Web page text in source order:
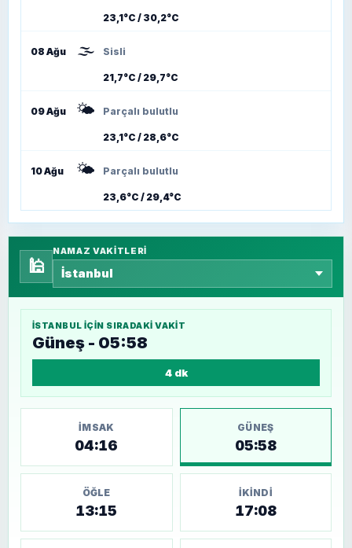
23,1°C / 30,2°C
08 Ağu 🌫️ Sisli
21,7°C / 29,7°C
09 Ağu 🌤️ Parçalı bulutlu
23,1°C / 28,6°C
10 Ağu 🌤️ Parçalı bulutlu
23,6°C / 29,4°C
🕌
NAMAZ VAKITLERI
İSTANBUL IÇIN SIRADAKI VAKIT
Güneş - 05:58
4 dk
İMSAK
04:16
GÜNEŞ
05:58
ÖĞLE
13:15
İKINDI
17:08